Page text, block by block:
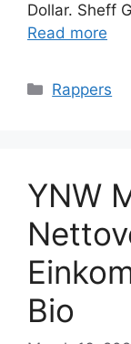
Dollar. Sheff
Read more
Categories
Rappers
YNW
Bio